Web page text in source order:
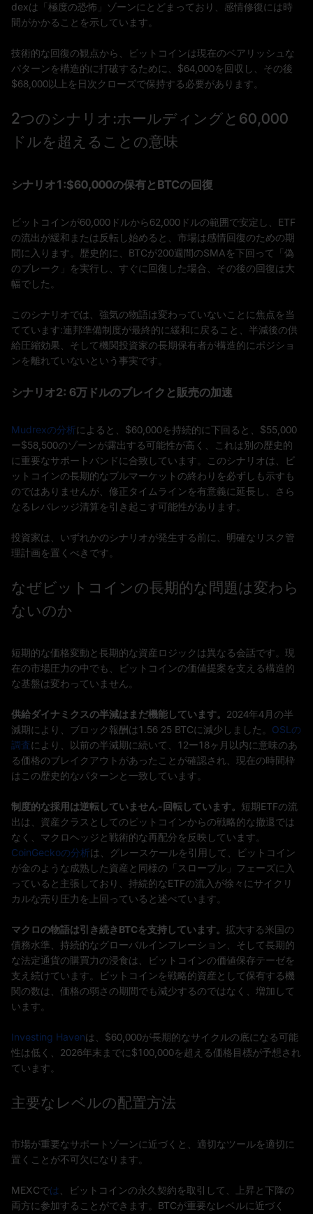
dexは「極度の恐怖」ゾーンにとどまっており、感情修復には時
間がかかることを示しています。
技術的な回復の観点から、ビットコインは現在のベアリッシュな
パターンを構造的に打破するために、$64,000を回収し、その後
$68,000以上を日次クローズで保持する必要があります。
2つのシナリオ:ホールディングと60,000
ドルを超えることの意味
シナリオ1:$60,000の保有とBTCの回復
ビットコインが60,000ドルから62,000ドルの範囲で安定し、ETF
の流出が緩和または反転し始めると、市場は感情回復のための期
間に入ります。歴史的に、BTCが200週間のSMAを下回って「偽
のブレーク」を実行し、すぐに回復した場合、その後の回復は大
幅でした。
このシナリオでは、強気の物語は変わっていないことに焦点を当
てています:連邦準備制度が最終的に緩和に戻ること、半減後の供
給圧縮効果、そして機関投資家の長期保有者が構造的にポジショ
ンを離れていないという事実です。
シナリオ2: 6万ドルのブレイクと販売の加速
Mudrexの分析によると、$60,000を持続的に下回ると、$55,000
ー$58,500のゾーンが露出する可能性が高く、これは別の歴史的
に重要なサポートバンドに合致しています。このシナリオは、ビ
ットコインの長期的なブルマーケットの終わりを必ずしも示すも
のではありませんが、修正タイムラインを有意義に延長し、さら
なるレバレッジ清算を引き起こす可能性があります。
投資家は、いずれかのシナリオが発生する前に、明確なリスク管
理計画を置くべきです。
なぜビットコインの長期的な問題は変わら
ないのか
短期的な価格変動と長期的な資産ロジックは異なる会話です。現
在の市場圧力の中でも、ビットコインの価値提案を支える構造的
な基盤は変わっていません。
供給ダイナミクスの半減はまだ機能しています。 2024年4月の半
減期により、ブロック報酬は1.56 25 BTCに減少しました。 OSLの
調査により、以前の半減期に続いて、12ー18ヶ月以内に意味のあ
る価格のブレイクアウトがあったことが確認され、現在の時間枠
はこの歴史的なパターンと一致しています。
制度的な採用は逆転していません-回転しています。 短期ETFの流
出は、資産クラスとしてのビットコインからの戦略的な撤退では
なく、マクロヘッジと戦術的な再配分を反映しています。
CoinGeckoの分析は、グレースケールを引用して、ビットコイン
が金のような成熟した資産と同様の「スローブル」フェーズに入
っていると主張しており、持続的なETFの流入が徐々にサイクリ
カルな売り圧力を上回っていると述べています。
マクロの物語は引き続きBTCを支持しています。 拡大する米国の
債務水準、持続的なグローバルインフレーション、そして長期的
な法定通貨の購買力の浸食は、ビットコインの価値保存テーゼを
支え続けています。ビットコインを戦略的資産として保有する機
関の数は、価格の弱さの期間でも減少するのではなく、増加して
います。
Investing Havenは、$60,000が長期的なサイクルの底になる可能
性は低く、2026年末までに$100,000を超える価格目標が予想され
ています。
主要なレベルの配置方法
市場が重要なサポートゾーンに近づくと、適切なツールを適切に
置くことが不可欠になります。
MEXCでは
、ビットコインの永久契約を取引して、上昇と下降の
両方に参加することができます。BTCが重要なレベルに近づく